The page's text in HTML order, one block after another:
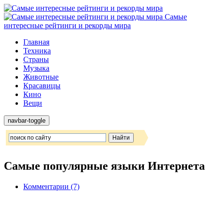
Самые
интересные рейтинги и рекорды мира
Главная
Техника
Страны
Музыка
Животные
Красавицы
Кино
Вещи
navbar-toggle
Самые популярные языки Интернета
Комментарии (7)